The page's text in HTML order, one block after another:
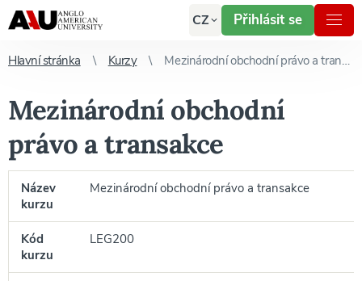
CZ Přihlásit se
Hlavní stránka Kurzy Mezinárodní obchodní právo a transakce
Mezinárodní obchodní
právo a transakce
Název
kurzu
Mezinárodní obchodní právo a transakce
Kód
kurzu
LEG200